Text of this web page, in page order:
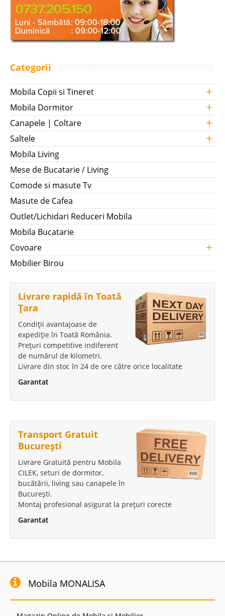
Categorii
Mobila Copii si Tineret +
Mobila Dormitor +
Canapele | Coltare +
Saltele +
Mobila Living
Mese de Bucatarie / Living
Comode si masute Tv
Masute de Cafea
Outlet/Lichidari Reduceri Mobila
Mobila Bucatarie
Covoare
+
Mobilier Birou
Livrare rapidă în Toată
Țara
Condiții avantajoase de
expediție în Toată România.
Prețuri competitive indiferent
de numărul de kilometri.
Livrare din stoc în 24 de ore către orice localitate
Garantat
Transport Gratuit
București
Livrare Gratuită pentru Mobila
CILEK, seturi de dormitor,
bucătării, living sau canapele în
București.
Montaj profesional asigurat la prețuri corecte
Garantat
Mobila MONALISA